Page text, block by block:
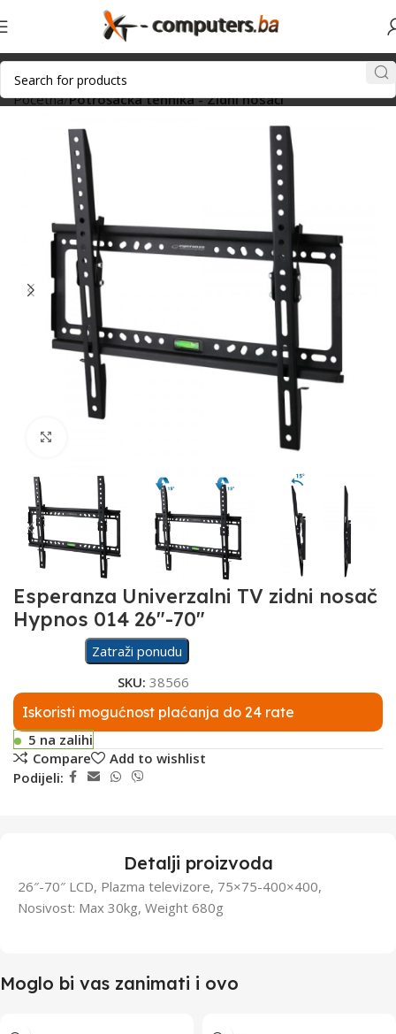
Početna Potrošacka tehnika - Zidni nosači
Esperanza Univerzalni TV zidni nosač
Hypnos 014 26″-70″
Zatraži ponudu
SKU: 38566
Iskoristi mogućnost plaćanja do 24 rate
5 na zalihi
Compare
Add to wishlist
Podijeli:
Detalji proizvoda
26″-70″ LCD, Plazma televizore, 75×75-400×400,
Nosivost: Max 30kg, Weight 680g
Moglo bi vas zanimati i ovo